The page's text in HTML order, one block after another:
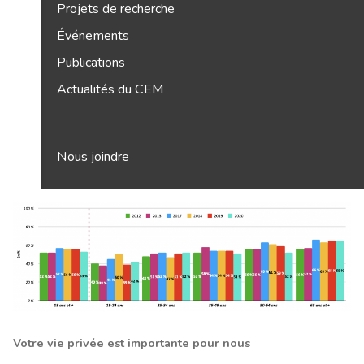
Projets de recherche
Événements
Publications
Actualités du CEM
Nous joindre
Axes de recherche
Économie
Politiques
Journalisme
Publics
Votre vie privée est importante pour nous